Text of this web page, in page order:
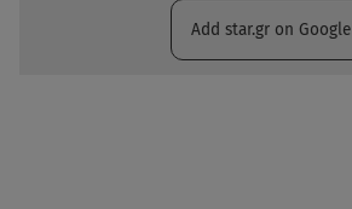
Add star.gr on Google